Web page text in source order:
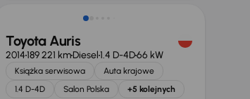
Toyota Auris
2014189 221 kmDiesel1.4 D-4D66 kW
Książka serwisowa
Auta krajowe
1.4 D-4D
Salon Polska +5 kolejnych